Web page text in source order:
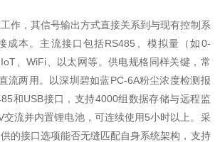
，其信号输出方式直接关系到与现有控制系
成本。主流接口包括RS485、模拟量（如0-
、WiFi、以太网等。供电规格同样关键，常
流两用。以深圳碧如蓝PC-6A粉尘浓度检测报
和USB接口，支持4000组数据存储与远程监
交流并内置锂电池，可连续使用5小时以上。采
的接口选项能否无缝匹配自身系统架构，支持